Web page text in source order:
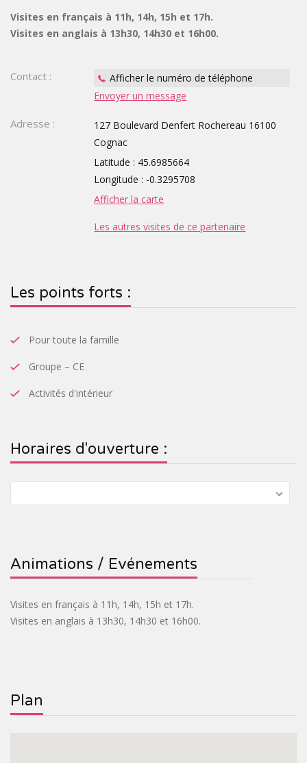
CE,
Visites en français à 11h, 14h, 15h et 17h.
Visites en anglais à 13h30, 14h30 et 16h00.
Contact :
Afficher le numéro de téléphone
Envoyer un message
Adresse :
127 Boulevard Denfert Rochereau 16100
Cognac
Latitude : 45.6985664
Longitude : -0.3295708
Afficher la carte
Les autres visites de ce partenaire
Les points forts :
Pour toute la famille
Groupe – CE
Activités d'intérieur
Horaires d'ouverture :
Animations / Evénements
Visites en français à 11h, 14h, 15h et 17h.
Visites en anglais à 13h30, 14h30 et 16h00.
Plan